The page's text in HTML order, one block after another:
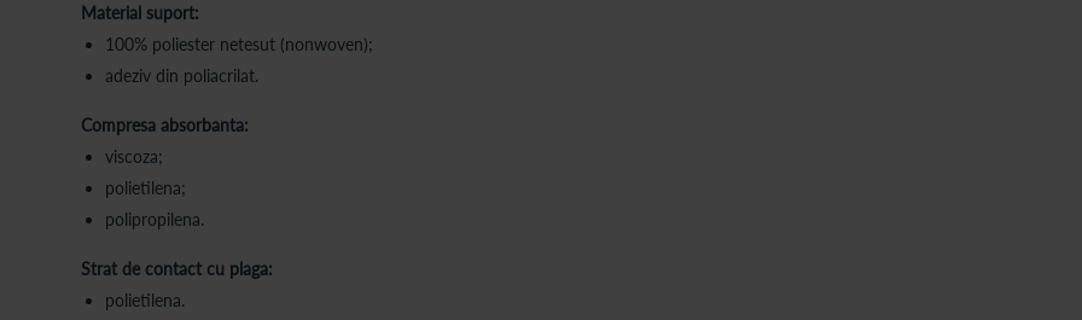
Material suport:
100% poliester netesut (nonwoven);
adeziv din poliacrilat.
Compresa absorbanta:
viscoza;
polietilena;
polipropilena.
Strat de contact cu plaga:
polietilena.